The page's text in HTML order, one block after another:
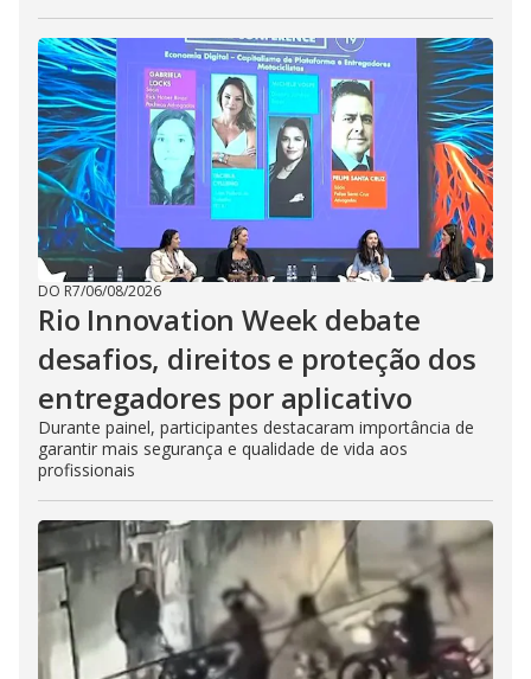
DO R7/06/08/2026
Rio Innovation Week debate
desafios, direitos e proteção dos
entregadores por aplicativo
Durante painel, participantes destacaram importância de
garantir mais segurança e qualidade de vida aos
profissionais